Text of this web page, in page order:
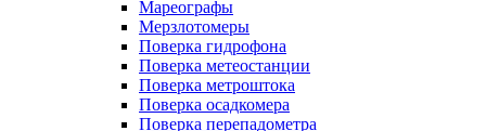
Мареографы
Мерзлотомеры
Поверка гидрофона
Поверка метеостанции
Поверка метроштока
Поверка осадкомера
Поверка перепадометра